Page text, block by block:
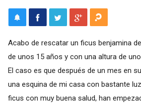
Acabo de rescatar un ficus benjamina
de unos 15 años y con una altura de
El caso es que después de un mes en
una esquina de mi casa con bastante
ficus con muy buena salud, han